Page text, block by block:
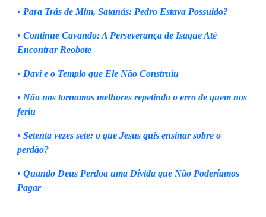
• Para Trás de Mim, Satanás: Pedro Estava Possuído?
• Continue Cavando: A Perseverança de Isaque Até
Encontrar Reobote
• Davi e o Templo que Ele Não Construiu
• Não nos tornamos melhores repetindo o erro de quem nos
feriu
• Setenta vezes sete: o que Jesus quis ensinar sobre o
perdão?
• Quando Deus Perdoa uma Dívida que Não Poderíamos
Pagar